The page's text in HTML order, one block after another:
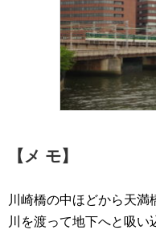
【メ モ】
川崎橋の中ほどから天
川を渡って地下へと吸い